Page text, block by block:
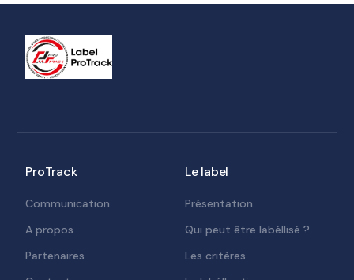
ProTrack
Communication
A propos
Partenaires
Le label
Présentation
Qui peut être labéllisé ?
Les critères